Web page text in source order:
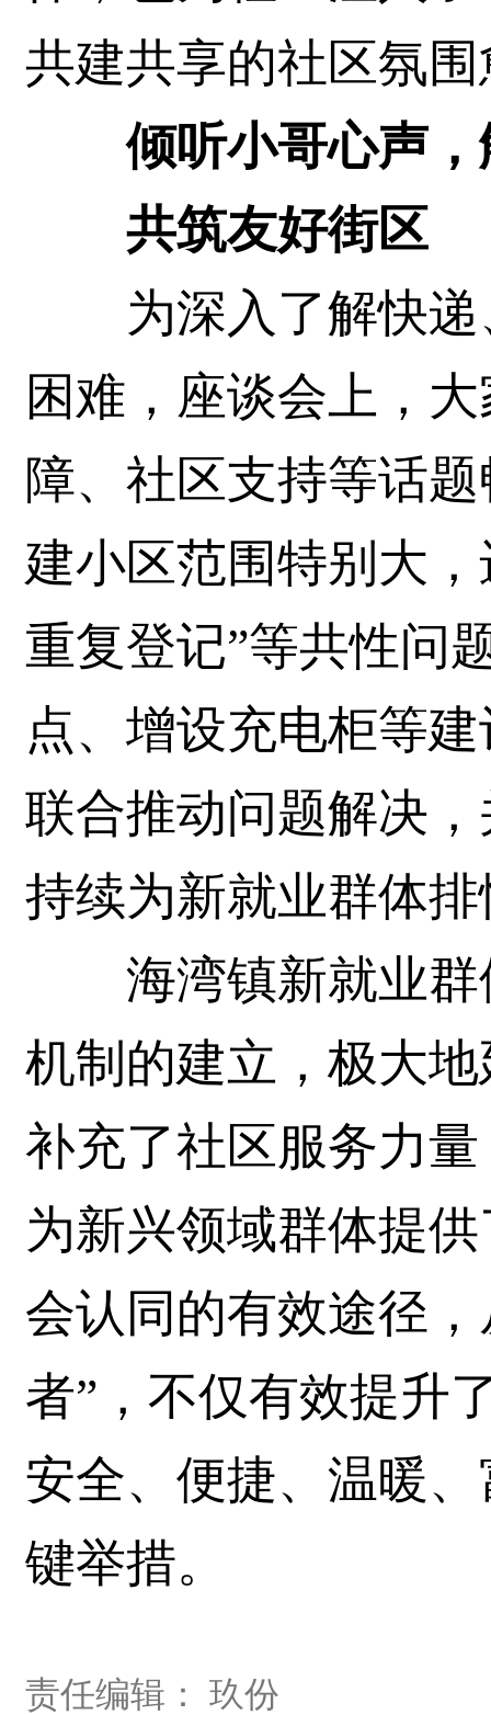
共建共享的社区氛
倾听小哥心声
共筑友好街区
为深入了解快递
困难，座谈会上，
障、社区支持等话
建小区范围特别大
重复登记”等共性问
点、增设充电柜等
联合推动问题解决
持续为新就业群体
海湾镇新就业群
机制的建立，极大
补充了社区服务力
为新兴领域群体提
会认同的有效途径
者”，不仅有效提升
安全、便捷、温暖
键举措。
责任编辑： 玖份